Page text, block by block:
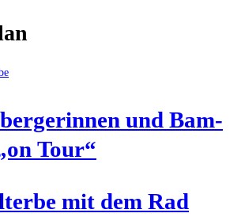
und Bam­
Tour“
mit dem Rad